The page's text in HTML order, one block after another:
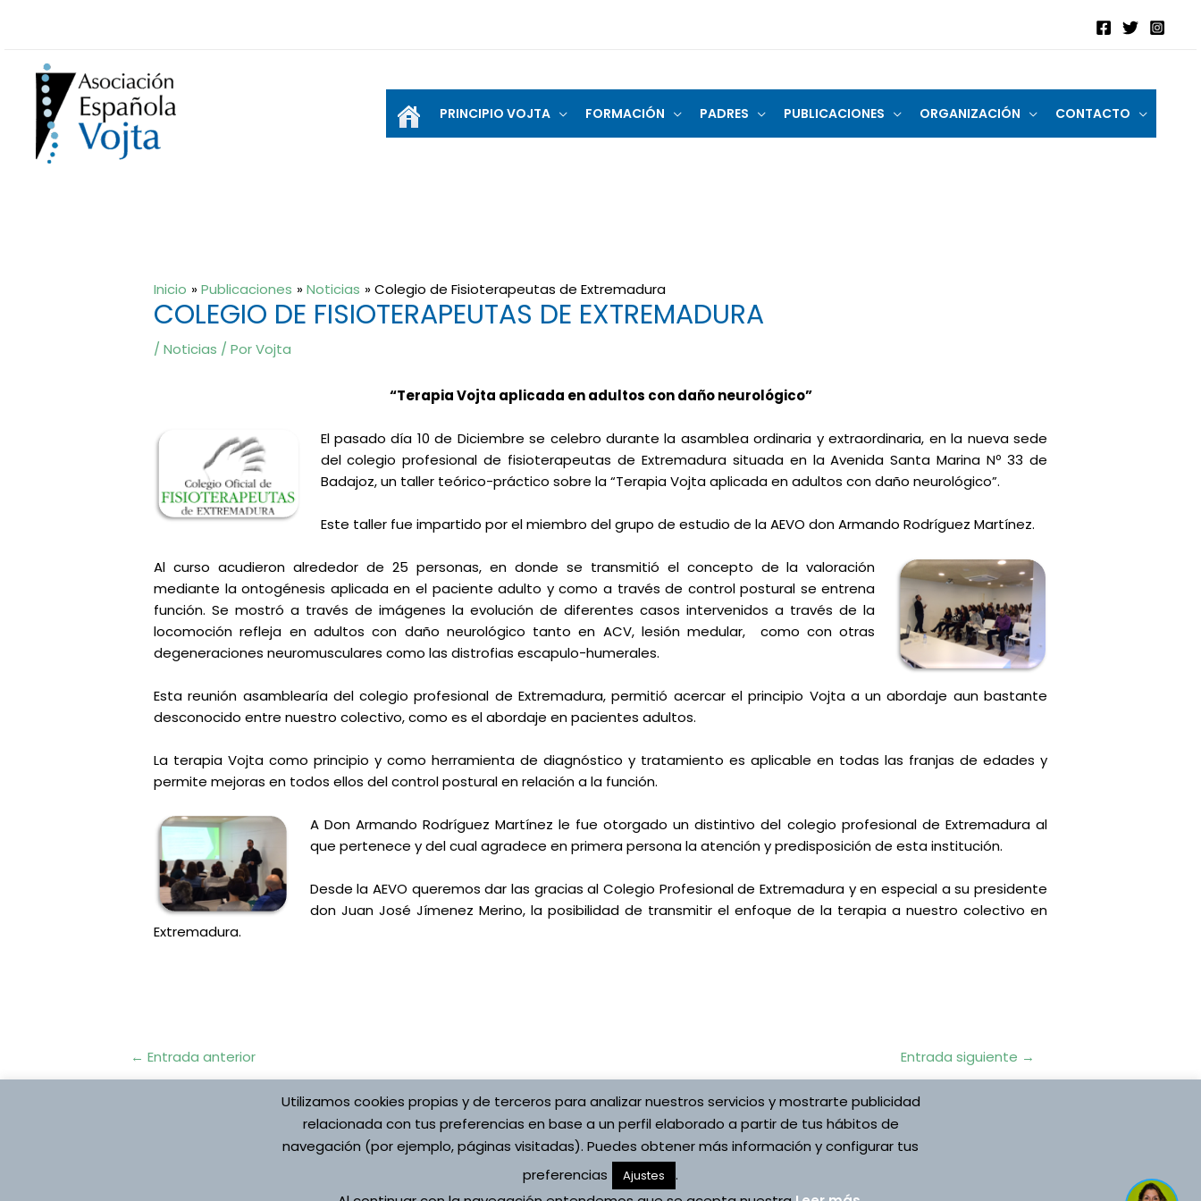
PRINCIPIO VOJTA FORMACIÓN PADRES PUBLICACIONES ORGANIZACIÓN CONTACTO
Inicio Publicaciones Noticias Colegio de Fisioterapeutas de Extremadura
COLEGIO DE FISIOTERAPEUTAS DE EXTREMADURA
/Noticias / PorVojta
“Terapia Vojta aplicada en adultos con daño neurológico”
El pasado día 10 de Diciembre se celebro durante la asamblea ordinaria y extraordinaria, en la nueva sede
del colegio profesional de fisioterapeutas de Extremadura situada en la Avenida Santa Marina Nº 33 de
Badajoz, un taller teórico-práctico sobre la “Terapia Vojta aplicada en adultos con daño neurológico”.
Este taller fue impartido por el miembro del grupo de estudio de la AEVO don Armando Rodríguez Martínez.
Al curso acudieron alrededor de 25 personas, en donde se transmitió el concepto de la valoración
mediante la ontogénesis aplicada en el paciente adulto y como a través de control postural se entrena
función. Se mostró a través de imágenes la evolución de diferentes casos intervenidos a través de la
locomoción refleja en adultos con daño neurológico tanto en ACV, lesión medular, como con otras
degeneraciones neuromusculares como las distrofias escapulo-humerales.
Esta reunión asamblearía del colegio profesional de Extremadura, permitió acercar el principio Vojta a un abordaje aun bastante
desconocido entre nuestro colectivo, como es el abordaje en pacientes adultos.
La terapia Vojta como principio y como herramienta de diagnóstico y tratamiento es aplicable en todas las franjas de edades y
permite mejoras en todos ellos del control postural en relación a la función.
A Don Armando Rodríguez Martínez le fue otorgado un distintivo del colegio profesional de Extremadura al
que pertenece y del cual agradece en primera persona la atención y predisposición de esta institución.
Desde la AEVO queremos dar las gracias al Colegio Profesional de Extremadura y en especial a su presidente
don Juan José Jímenez Merino, la posibilidad de transmitir el enfoque de la terapia a nuestro colectivo en
Extremadura.
Navegación
← Entrada anterior Entrada siguiente →
Copyright © 2026 Asociación Española
Desarrollado por Asociación Española
Utilizamos cookies propias y de terceros para analizar nuestros servicios y mostrarte publicidad
relacionada con tus preferencias en base a un perfil elaborado a partir de tus hábitos de
navegación (por ejemplo, páginas visitadas). Puedes obtener más información y configurar tus
preferencias
Ajustes
.